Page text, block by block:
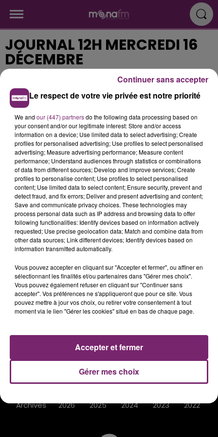
JOURNAL 12H MERCREDI 16
DÉCEMBRE
Publié : 16 décembre 2015 à 12h08
567147f25fbbd6.02041553.mp3
JEUX
PHOTOS PUBLICITÉ
Plan du site
Mentions légales
Contacts
Archives 2026 2025 2024 2023 2022
Le respect de votre vie privée est notre priorité
We and our (447) partnersdo the following data processing based on
your consent and/or our legitimate interest: Store and/or access
information on a device; Use limited data to select advertising; Create
profiles for personalised advertising; Use profiles to select personalised
advertising; Measure advertising performance; Measure content
performance; Understand audiences through statistics or combinations
of data from different sources; Develop and improve services; Create
profiles to personalise content; Use profiles to select personalised
content; Use limited data to select content; Ensure security, prevent and
detect fraud, and fix errors; Deliver and present advertising and content;
Save and communicate privacy choices. These technologies may
process personal data such as IP address and browsing data to offer
following functionalities: Identify devices based on information actively
requested; Use precise geolocation data; Match and combine data from
other data sources; Link different devices; Identify devices based on
information transmitted automatically.
Vous pouvez accepter en cliquant sur "Accepter et fermer", ou affiner en
sélectionnant les finalités et/ou partenaires dans "Gérer mes choix".
Vous pouvez également refuser en cliquant sur "Continuer sans
accepter". Vos préférences ne s'appliqueront que pour ce site. Vous
pouvez mettre à jour vos choix, ou retirer votre consentement à tout
moment via le lien "Gérer les cookies" situé en bas de chaque page.
Gérer mes choix
Accepter et fermer
Continuer sans accepter